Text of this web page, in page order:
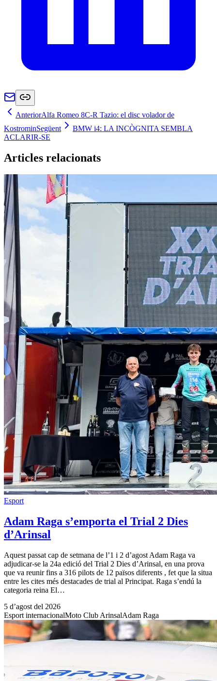
AnteriorAlfa Romeo 8C-R Tazio: el disc volador de
KostrominSegüent
BMW i4: LA INCÒGNITA SEMBLA
ACLARIR-SE
Articles relacionats
Esport
Adam Raga s’emporta el Trial 2 Dies
d’Arinsal
Aquest passat cap de setmana de l’1 i 2 d’agost Adam Raga va
adjudicar-se la 24a edició del Trial 2 Dies d’Arinsal, en una prova
que va reunir fins a 316 pilots de 12 països diferents , fet que la situa
entre les cites més destacades de trial al Principat. Raga s’endú la
categoria reina El…
5 d’agost del 2026
Esport internacionalMoto Club ArinsalAdam Raga